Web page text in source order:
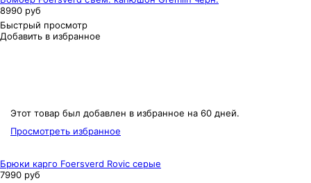
8990 руб
Быстрый просмотр
Добавить в избранное
Этот товар был добавлен в избранное на 60 дней.
Просмотреть избранное
Брюки карго Foersverd Rovic серые
7990 руб